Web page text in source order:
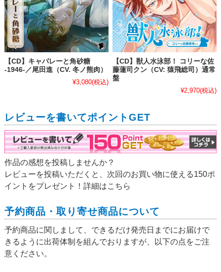
【CD】キャバレーと角砂糖
-1946-／尾田進（CV. 冬ノ熊肉）
¥3,080(税込)
【CD】獣人水泳部！ コリーな佐
藤蓮司クン（CV: 猿飛総司）通常
盤
¥2,970(税込)
レビューを書いてポイントGET
作品の感想を投稿しませんか？
レビューを投稿いただくと、次回のお買い物に使える150ポ
イントをプレゼント！詳細はこちら
予約商品・取り寄せ商品について
予約商品に関しまして、できるだけ発売日までにお届けで
きるように出荷体制を組んでおりますが、以下の点をご注
意ください。